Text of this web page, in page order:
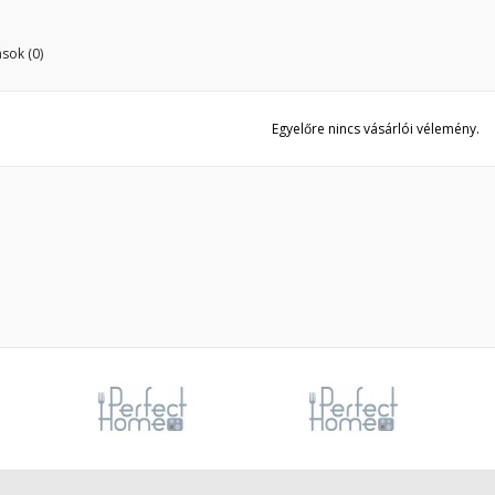
(0)
Egyelőre nincs vásárlói vélemény.
Create new list